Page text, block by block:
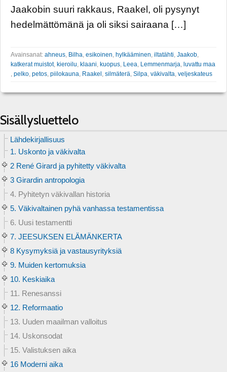
Jaakobin suuri rakkaus, Raakel, oli pysynyt
hedelmättömänä ja oli siksi sairaana […]
Avainsanat: ahneus Bilha esikoinen hylkääminen iltatähti Jaakob
katkerat muistot, kieroilu klaani kuopus Leea Lemmenmarja luvattu maa
pelko petos piilokauna Raakel silmäterä Silpa väkivalta veljeskateus
Sisällysluettelo
Lähdekirjallisuus
1. Uskonto ja väkivalta
2 René Girard ja pyhitetty väkivalta
3 Girardin antropologia
4. Pyhitetyn väkivallan historia
5. Väkivaltainen pyhä vanhassa testamentissa
6. Uusi testamentti
7. JEESUKSEN ELÄMÄNKERTA
8 Kysymyksiä ja vastausyrityksiä
9. Muiden kertomuksia
10. Keskiaika
11. Renesanssi
12. Reformaatio
13. Uuden maailman valloitus
14. Uskonsodat
15. Valistuksen aika
16 Moderni aika